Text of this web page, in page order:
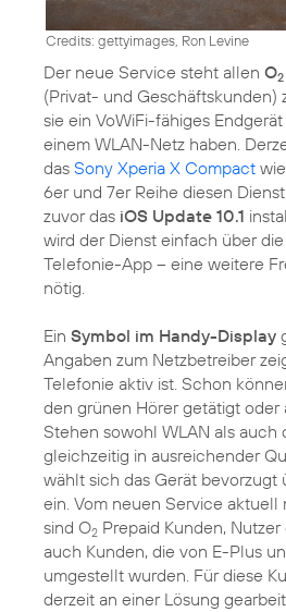
Credits: gettyimages, Ron Levine
Der neue Service steht allen O2
(Privat- und Geschäftskunden)
sie ein VoWiFi-fähiges
einem WLAN-Netz haben.
das Sony Xperia X Compact
6er und 7er Reihe diesen
zuvor das iOS Update 10.1
wird der Dienst einfach über
Telefonie-App – eine weitere
nötig.
Ein Symbol im Handy-Display
Angaben zum Netzbetreiber
Telefonie aktiv ist. Schon
den grünen Hörer getätigt
Stehen sowohl WLAN als auch
gleichzeitig in ausreichender
wählt sich das Gerät bevorzugt
ein. Vom neuen Service
sind O2 Prepaid Kunden, Nutzer
auch Kunden, die von E-Plus
umgestellt wurden. Für diese
derzeit an einer Lösung